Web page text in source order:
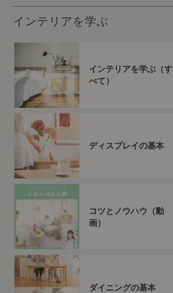
インテリアを学ぶ
インテリアを学ぶ（す
べて）
ディスプレイの基本
コツとノウハウ（動
画）
ダイニングの基本